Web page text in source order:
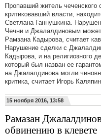
Пропавший житель
критиковавший власти,
Светлана Ганнушкина.
Чечни и Джалалдиновым может
Рамзана Кадырова, считает
Нарушение сделки с
Кадырова, и на религиозного
который был назван ее
на Джалалдинова могли
критика, считает Игорь
15 ноября 2016, 13:58
Рамазан
обвинению в клевете